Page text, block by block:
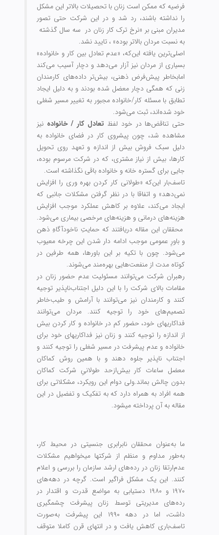
فرضیه که ممکن است زنان با تحصیلات بالاتر این مشکل
را نداشته باشند، رد شد و در این شرکت حتی تصور
مدیران مبنی بر «نرخ ترک کار زنان در سه سال گذشته
به نسبت مردان بالاتر بوده» ، تایید نشد.
اصلی‏‌ترین یافته این‌که، «عدم تعادل بین کار و خانواده»
بسیاری از مردان نیز آزار می‌دهد و دچار آسیب می‏‌کند
امابخاطر پیش‏‌فرض ذهنی، بیش‌تر داده‏‌های کارمندان
زنی که همگی دچار معضل شده بودند و به دلیل ایجاد
تطابق با مسئله کار/خانواده مجبور به تغییر مسیر شغلی
خود شده‌‏اند، ثبت می‌‏شود.
حتی تناقض‌‏ها در خود لفظ تعادل کار / خانواده نیز
مشاهده شد، چون پیشروی کار در فضای خانواده به
دلیل سبک فروش بیش از اندازه و تعهد روی تحویل
کارها، بیش از نیاز مشتری، که در شرکت مرسوم بوده،
جایی برای گستره خانه و خانواده باقی نگذاشته است.
تاسف‏‌بار این‌که «طولانی کار کردن بهره وری را افزایش
نمی‌‏دهد» و اتفاقا با در نظر گرفتن مشکلات جانبی که
ایجاد می‏‌کند، علاوه بر کاهش عملکرد موجب افزایش
هزینه‌‏های درمانی و هزینه‌‏های مرخصی بیماری می‏‌شود.
محققان این مقاله دریافتند که حمایتِ ناخودآگاهِ ذهن
و باورِ عمومی موجب ادامه دار شدن این چرخه معیوب
می‏‌شود. چون با تکیه بر این باورها، همه طرفین در
کوتاه مدت از منفعت‌‏هایی بهره‌‏مند می‏‌شوند.
رهبران شرکت می‏‌توانند مسئولیت عدم حضور زنان در
مقامات بالای شرکت را با این دلیل اجتناب‌ناپذیر توجیه
کنند و کارمندان نیز می‏‌توانند با آرامش و طیب‌خاطر
تصمیم‌های خود را توجیه کنند. مردان می‏‌توانند
فداکاری‏های خود، حضور کم در خانواده و کار کردن بیش
از اندازه را توجیه کنند و زنان نیز فداکاری‏های خود برای
خانواده و عدم پیشرفت در مسیر شغلی را توجیه کنند و
اجتناب ناپذیر جلوه دهند و با همین روش کماکان
معضل ساعات کار بیش‌‏از‏حد طولانیِ شرکت کماکان
بدون چالش بماند.ولی دوام این رویکرد، مشکلاتی برای
همه افراد به همراه دارد که به تفکیک و تفضیل در این
مقاله به آن پرداخته می‏شود.
ما به‌عنوان محققان نابرابری جنسیتی در محیط کار،
به‌طور مداوم و منظم از شرکت‏ها می‏خواهیم مشکلات
عدم‌ارتقا زنان در رده‌‏های ارشد سازمان را بررسی و اعلام
کنند. این یک مشکل فراگیر است. ‌گرچه در دهه‏‌های
۱۹۷۰ و ۱۹۸۰ دستیابی به مواضع قدرت و اقتدار در
رده‏‌های مدیریتی توسط زنان پیشرفت چشمگیری
داشت، اما در دهه ۱۹۹۰ این پیشرفت به‌صورت
تاسف‌‏باری کاهش یافت و در انتهای قرن کاملا متوقف